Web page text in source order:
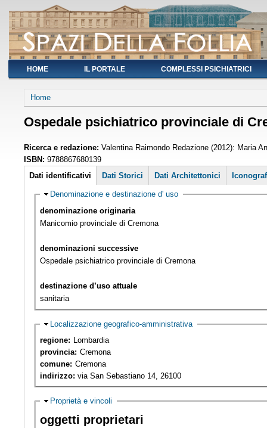
HOME IL PORTALE COMPLESSI PSICHIATRICI
You are here
Home
Ospedale psichiatrico provinciale di
Ricerca e redazione: Valentina Raimondo Redazione (2012): Maria
ISBN: 9788867680139
Schede
Dati identificativi
Dati Storici Dati Architettonici
Hide
Denominazione e destinazione d' uso
denominazione originaria
Manicomio provinciale di Cremona
denominazioni successive
Ospedale psichiatrico provinciale di Cremona
destinazione d’uso attuale
sanitaria
Hide
Localizzazione geografico-amministrativa
regione:
Lombardia
provincia: Cremona
comune: Cremona
indirizzo:via San Sebastiano 14, 26100
Hide
Proprietà e vincoli
oggetti proprietari